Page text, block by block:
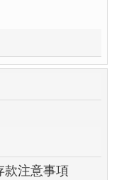
款注意事項